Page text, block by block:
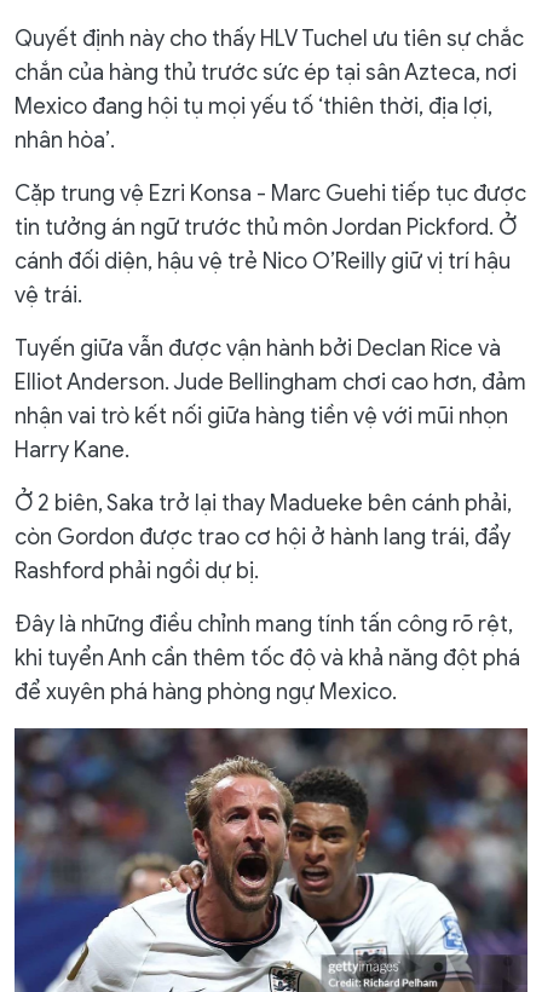
Quyết định này cho thấy HLV Tuchel ưu tiên sự chắc
chắn của hàng thủ trước sức ép tại sân Azteca, nơi
Mexico đang hội tụ mọi yếu tố ‘thiên thời, địa lợi,
nhân hòa’.
Cặp trung vệ Ezri Konsa - Marc Guehi tiếp tục được
tin tưởng án ngữ trước thủ môn Jordan Pickford. Ở
cánh đối diện, hậu vệ trẻ Nico O’Reilly giữ vị trí hậu
vệ trái.
Tuyến giữa vẫn được vận hành bởi Declan Rice và
Elliot Anderson. Jude Bellingham chơi cao hơn, đảm
nhận vai trò kết nối giữa hàng tiền vệ với mũi nhọn
Harry Kane.
Ở 2 biên, Saka trở lại thay Madueke bên cánh phải,
còn Gordon được trao cơ hội ở hành lang trái, đẩy
Rashford phải ngồi dự bị.
Đây là những điều chỉnh mang tính tấn công rõ rệt,
khi tuyển Anh cần thêm tốc độ và khả năng đột phá
để xuyên phá hàng phòng ngự Mexico.